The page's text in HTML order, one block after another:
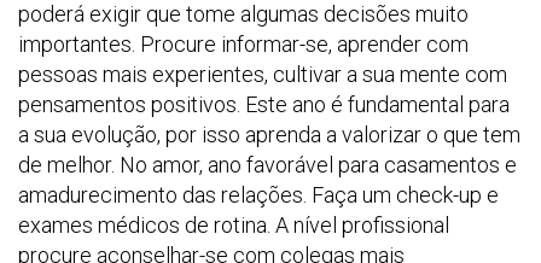
poderá exigir que tome algumas decisões muito
importantes. Procure informar-se, aprender com
pessoas mais experientes, cultivar a sua mente com
pensamentos positivos. Este ano é fundamental para
a sua evolução, por isso aprenda a valorizar o que tem
de melhor. No amor, ano favorável para casamentos e
amadurecimento das relações. Faça um check-up e
exames médicos de rotina. A nível profissional
procure aconselhar-se com colegas mais